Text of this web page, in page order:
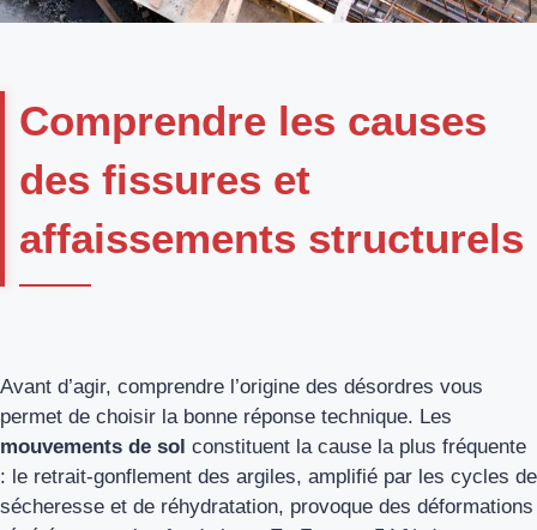
Comprendre les causes
des fissures et
affaissements structurels
Avant d’agir, comprendre l’origine des désordres vous
permet de choisir la bonne réponse technique. Les
mouvements de sol constituent la cause la plus fréquente
: le retrait-gonflement des argiles, amplifié par les cycles de
sécheresse et de réhydratation, provoque des déformations